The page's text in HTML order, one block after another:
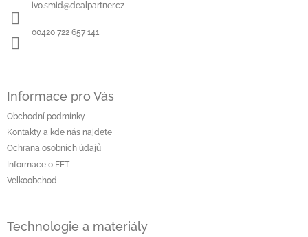
ivo.smid@dealpartner.cz
00420 722 657 141
Informace pro Vás
Obchodní podmínky
Kontakty a kde nás najdete
Ochrana osobních údajů
Informace o EET
Velkoobchod
Technologie a materiály